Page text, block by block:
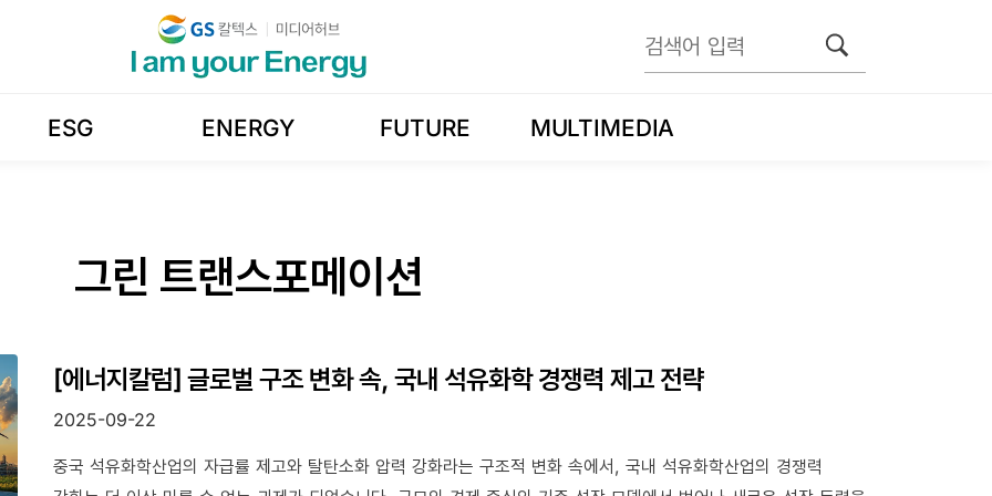
ESG ENERGY FUTURE MULTIMEDIA
그린 트랜스포메이션
[에너지칼럼] 글로벌 구조 변화 속, 국내 석유화학 경쟁력 제고 전략
2025-09-22
중국 석유화학산업의 자급률 제고와 탈탄소화 압력 강화라는 구조적 변화 속에서, 국내 석유화학산업의 경쟁력